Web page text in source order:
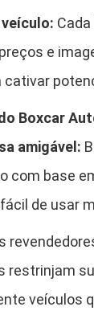
e
Boxcar
amigável:
com base
de usar
restrinjam
veículos